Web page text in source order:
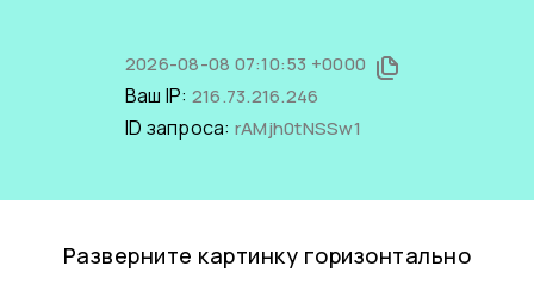
2026-08-08 07:10:53 +0000
Ваш IP: 216.73.216.246
ID запроса: rAMjh0tNSSw1
Разверните картинку горизонтально